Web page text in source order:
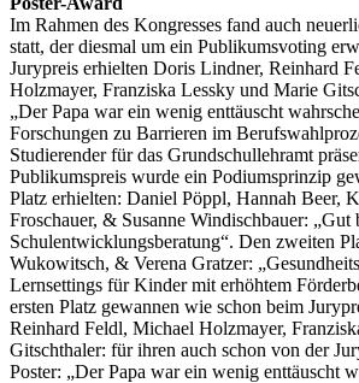
Im Rahmen des Kongresses fand auch
statt, der diesmal um ein Publikumsvoting
Jurypreis erhielten Doris Lindner, Reinhard
Holzmayer, Franziska Lessky und Marie
„Der Papa war ein wenig enttäuscht
Forschungen zu Barrieren im
Studierender für das Grundschullehramt
Publikumspreis wurde ein Podiumsprinzip
Platz erhielten: Daniel Pöppl, Hannah Beer,
Froschauer, & Susanne Windischbauer: „Gut
Schulentwicklungsberatung“. Den zweiten
Wukowitsch, & Verena Gratzer:
Lernsettings für Kinder mit erhöhtem
ersten Platz gewannen wie schon beim
Reinhard Feldl, Michael Holzmayer,
Gitschthaler: für ihren auch schon von der
Poster: „Der Papa war ein wenig enttäuscht